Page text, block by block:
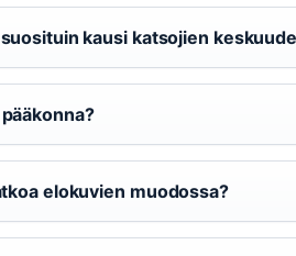
kausi katsojien
elokuvien muodossa?